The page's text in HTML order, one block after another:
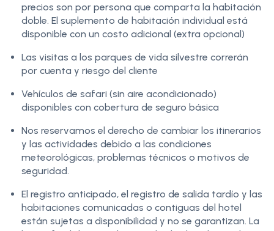
precios son por persona que comparta la habitación
doble. El suplemento de habitación individual está
disponible con un costo adicional (extra opcional)
Las visitas a los parques de vida silvestre correrán
por cuenta y riesgo del cliente
Vehículos de safari (sin aire acondicionado)
disponibles con cobertura de seguro básica
Nos reservamos el derecho de cambiar los itinerarios
y las actividades debido a las condiciones
meteorológicas, problemas técnicos o motivos de
seguridad.
El registro anticipado, el registro de salida tardío y las
habitaciones comunicadas o contiguas del hotel
están sujetas a disponibilidad y no se garantizan. La